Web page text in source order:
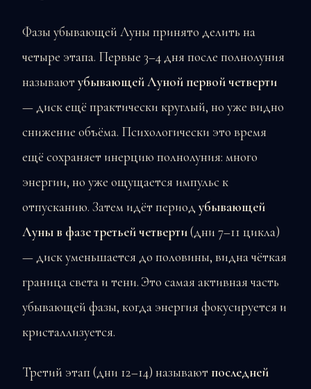
Фазы убывающей Луны принято делить на
четыре этапа. Первые 3–4 дня после полнолуния
называют убывающей Луной первой четверти
— диск ещё практически круглый, но уже видно
снижение объёма. Психологически это время
ещё сохраняет инерцию полнолуния: много
энергии, но уже ощущается импульс к
отпусканию. Затем идёт период убывающей
Луны в фазе третьей четверти(дни 7–11 цикла)
— диск уменьшается до половины, видна чёткая
граница света и тени. Это самая активная часть
убывающей фазы, когда энергия фокусируется и
кристаллизуется.
Третий этап (дни 12–14) называют последней